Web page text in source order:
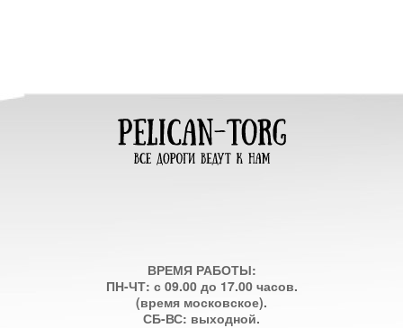
ВРЕМЯ РАБОТЫ:
ПН-ЧТ: с 09.00 до 17.00 часов.
(время московское).
СБ-ВС: выходной.